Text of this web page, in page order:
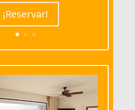
¡Reservar!